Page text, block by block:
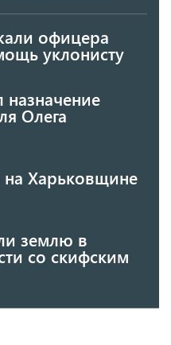
офицера
уклонисту
назначение
Олега
на Харьковщине
землю в
со скифским